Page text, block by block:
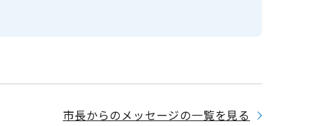
市長からのメッセージの一覧を見る